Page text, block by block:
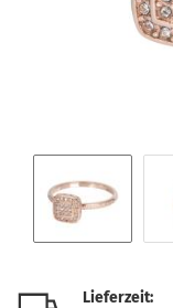
Lieferzeit: